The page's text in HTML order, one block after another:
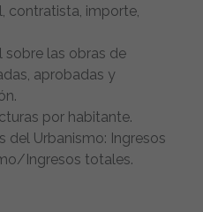
contratista, importe,
sobre las obras de
aprobadas y
por habitante.
del Urbanismo: Ingresos
Ingresos totales.